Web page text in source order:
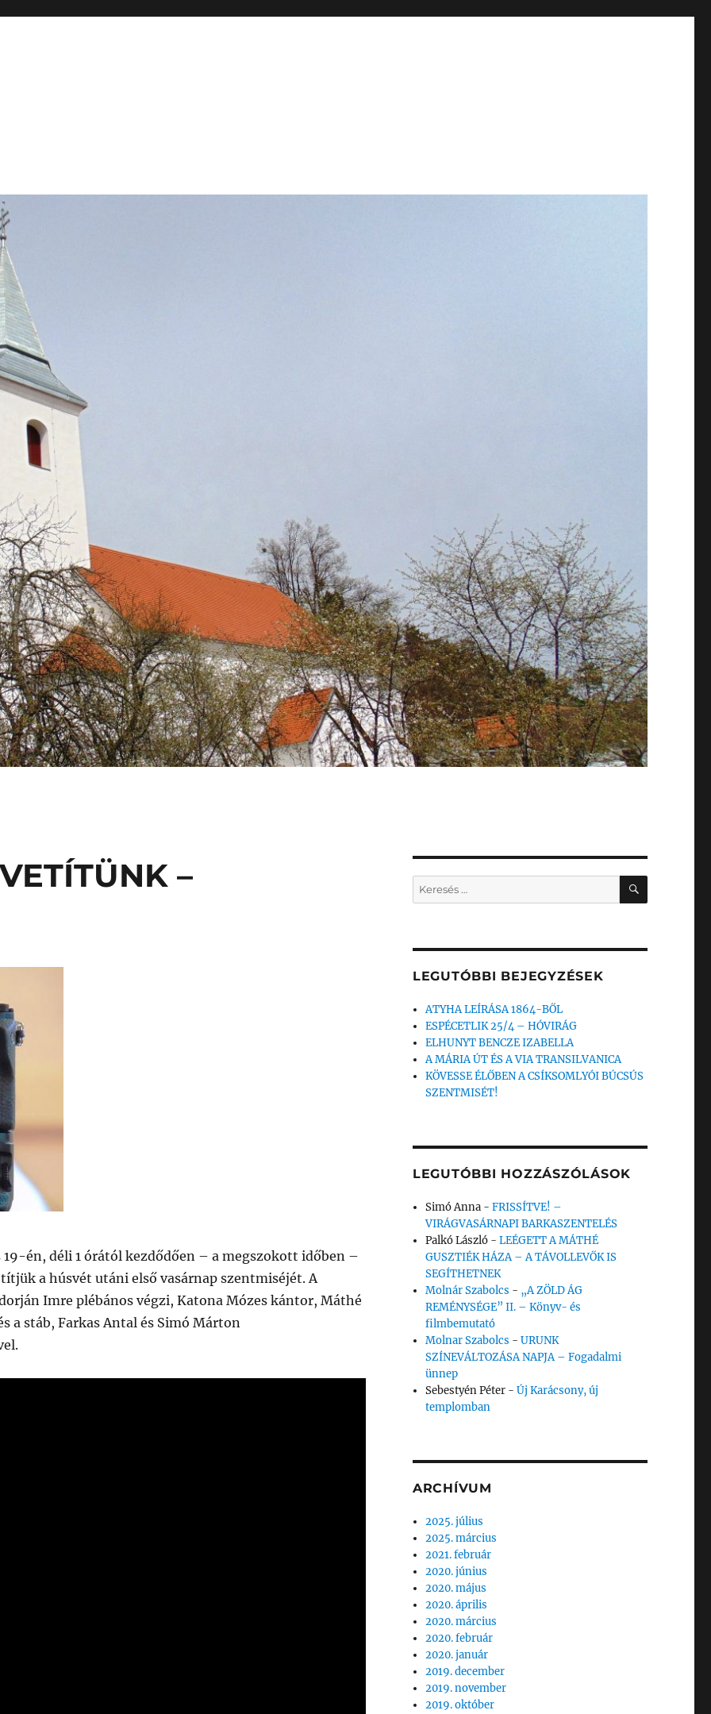
–
19-én, déli 1 órától kezdődően – a megszokott időben –
a húsvét utáni első vasárnap szentmiséjét. A
Imre plébános végzi, Katona Mózes kántor, Máthé
a stáb, Farkas Antal és Simó Márton
Keresés
a
KERESÉS
LEGUTÓBBI BEJEGYZÉSEK
ATYHA LEÍRÁSA 1864-BŐL
ESPÉCETLIK 25/4 – HÓVIRÁG
ELHUNYT BENCZE IZABELLA
A MÁRIA ÚT ÉS A VIA TRANSILVANICA
KÖVESSE ÉLŐBEN A CSÍKSOMLYÓI BÚCSÚS
SZENTMISÉT!
LEGUTÓBBI HOZZÁSZÓLÁSOK
Simó Anna -FRISSÍTVE! –
VIRÁGVASÁRNAPI BARKASZENTELÉS
Palkó László -LEÉGETT A MÁTHÉ
GUSZTIÉK HÁZA – A TÁVOLLEVŐK IS
SEGÍTHETNEK
Molnár Szabolcs - „A ZÖLD ÁG
REMÉNYSÉGE” II. – Könyv- és
filmbemutató
Molnar Szabolcs -URUNK
SZÍNEVÁLTOZÁSA NAPJA – Fogadalmi
ünnep
Sebestyén Péter -Új Karácsony, új
templomban
ARCHÍVUM
2025. július
2025. március
2021. február
2020. június
2020. május
2020. április
2020. március
2020. február
2020. január
2019. december
2019. november
2019. október